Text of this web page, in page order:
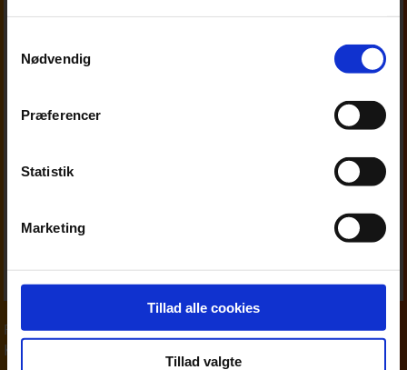
Nødvendig
Præferencer
Statistik
Marketing
Tillad alle cookies
Tillad valgte
Partner,Moms & afgifter
Karsten Wind